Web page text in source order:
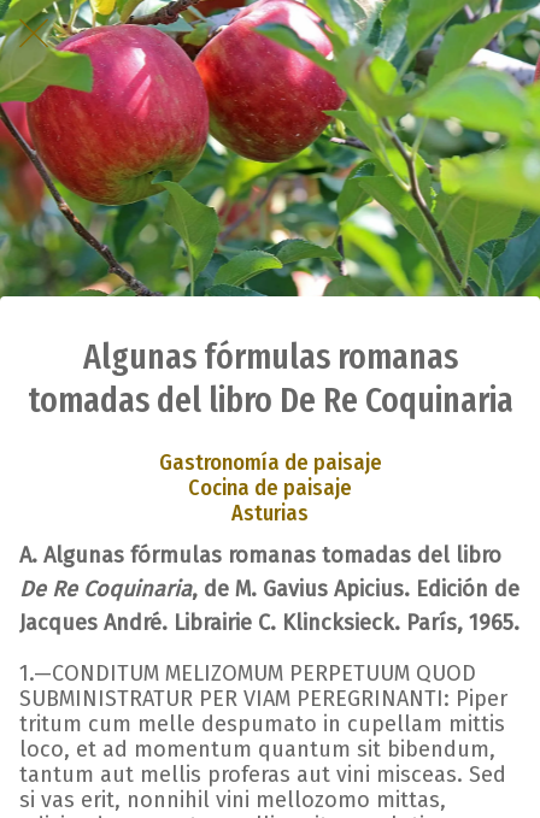
Algunas fórmulas romanas
tomadas del libro De Re Coquinaria
Gastronomía de paisaje
Cocina de paisaje
Asturias
A. Algunas fórmulas romanas tomadas del libro
De Re Coquinaria, de M. Gavius Apicius. Edición de
Jacques André. Librairie C. Klincksieck. París, 1965.
1.—CONDITUM MELIZOMUM PERPETUUM QUOD
SUBMINISTRATUR PER VIAM PEREGRINANTI: Piper
tritum cum melle despumato in cupellam mittis
loco, et ad momentum quantum sit bibendum,
tantum aut mellis proferas aut vini misceas. Sed
si vas erit, nonnihil vini mellozomo mittas,